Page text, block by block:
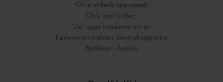
Ofte stillede spørgsmål
Click and Collect
Det siger kunderne om os
Fødevarestyrelsens kontrolrapporter
Butikken i Aarhus